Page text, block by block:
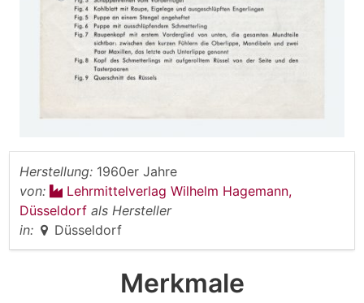
Herstellung: 1960er Jahre
von:
Lehrmittelverlag Wilhelm Hagemann,
Düsseldorf als Hersteller
in:
Düsseldorf
Merkmale